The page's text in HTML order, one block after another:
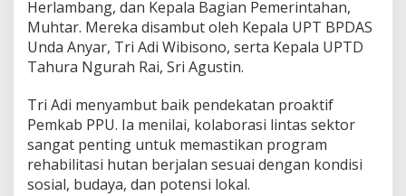
Herlambang, dan Kepala Bagian Pemerintahan,
Muhtar. Mereka disambut oleh Kepala UPT BPDAS
Unda Anyar, Tri Adi Wibisono, serta Kepala UPTD
Tahura Ngurah Rai, Sri Agustin.
Tri Adi menyambut baik pendekatan proaktif
Pemkab PPU. Ia menilai, kolaborasi lintas sektor
sangat penting untuk memastikan program
rehabilitasi hutan berjalan sesuai dengan kondisi
sosial, budaya, dan potensi lokal.